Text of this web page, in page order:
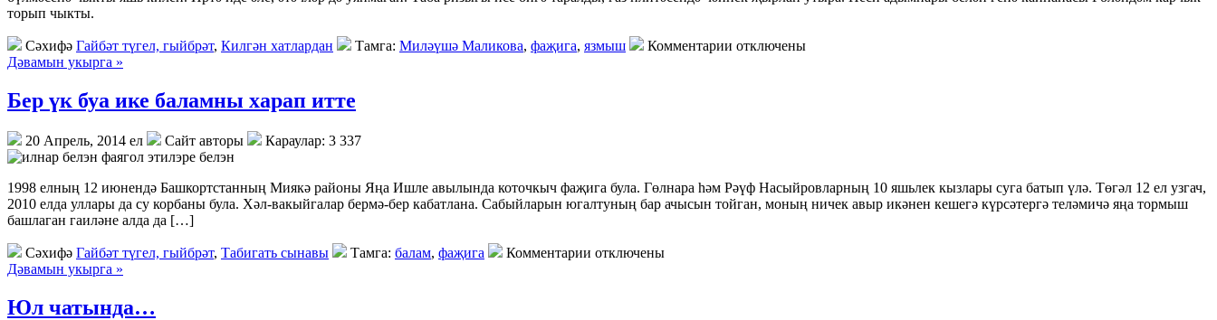
торып чыкты.
Сәхифә Гайбәт түгел, гыйбрәт, Килгән хатлардан Тамга: Миләүшә Маликова, фаҗига, язмыш
Комментарии отключены
Дәвамын укырга »
Бер үк буа ике баламны харап итте
20 Апрель, 2014 ел Сайт авторы Караулар: 3 337
1998 елның 12 июнендә Башкортстанның Миякә районы Яңа Ишле авылында коточкыч фаҗига була. Гөлнара һәм Рәүф Насыйровларның 10 яшьлек кызлары суга батып үлә. Төгәл 12 ел узгач,
2010 елда уллары да су корбаны була. Хәл-вакыйгалар бермә-бер кабатлана. Сабыйларын югалтуның бар ачысын тойган, моның ничек авыр икәнен кешегә күрсәтергә теләмичә яңа тормыш
башлаган гаиләне алда да […]
Сәхифә Гайбәт түгел, гыйбрәт, Табигать сынавы Тамга: балам, фаҗига
Комментарии отключены
Дәвамын укырга »
Юл чатында…